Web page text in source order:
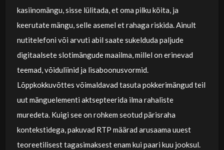
kasiinomängu, sisse lülitada, et oma pilku köita, ja
keerutate mängu, selle asemel et rahaga riskida. Ainult
nutitelefoni või arvuti abil saate sukelduda paljude
digitaalsete slotimängude maailma, millel on erinevad
teemad, võiduliinid ja lisaboonusvormid.
Lõppkokkuvõttes võimaldavad tasuta pokkerimängud teil
uut mänguelementi aktsepteerida ilma rahaliste
muredeta. Kuigi see on rohkem seotud pärisraha
kontekstidega, pakuvad RTP määrad arusaama uuest
teoreetilisest tagasimaksest enam kui paari kuu jooksul.